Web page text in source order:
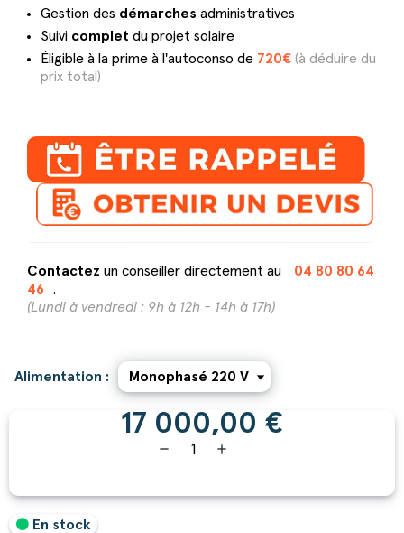
Gestion des démarches administratives
Suivi complet du projet solaire
Éligible à la prime à l'autoconso de 720€ (à déduire du
prix total)
Contactez un conseiller directement au
04 80 80 64
46
.
(Lundi à vendredi : 9h à 12h - 14h à 17h)
Alimentation :
17 000,00 €
remove add
En stock